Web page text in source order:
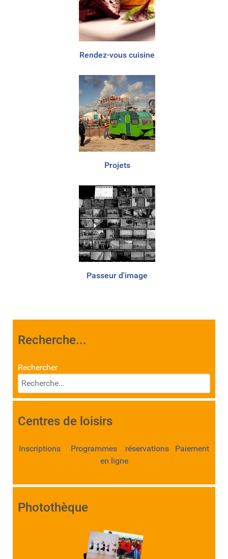
Rendez-vous cuisine
Projets
Passeur d'image
Recherche...
Rechercher
Centres de loisirs
Inscriptions Programmes réservations Paiement
en ligne
Photothèque